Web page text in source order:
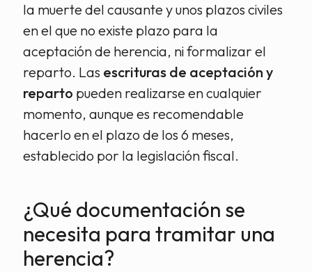
la muerte del causante y unos plazos civiles
en el que no existe plazo para la
aceptación de herencia, ni formalizar el
reparto. Las escrituras de aceptación y
reparto pueden realizarse en cualquier
momento, aunque es recomendable
hacerlo en el plazo de los 6 meses,
establecido por la legislación fiscal.
¿Qué documentación se
necesita para tramitar una
herencia?